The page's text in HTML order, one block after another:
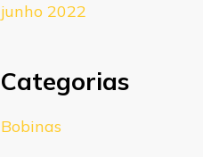
junho 2022
Categorias
Bobinas